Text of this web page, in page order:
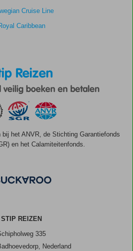
Cruise Line
Caribbean
Reizen
veilig boeken en betalen
het ANVR, de Stichting Garantiefonds
en het Calamiteitenfonds.
STIP REIZEN
335
Nederland